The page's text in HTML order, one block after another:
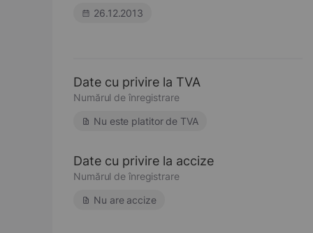
26.12.2013
Date cu privire la TVA
Numărul de înregistrare
Nu este platitor de TVA
Date cu privire la accize
Numărul de înregistrare
Nu are accize